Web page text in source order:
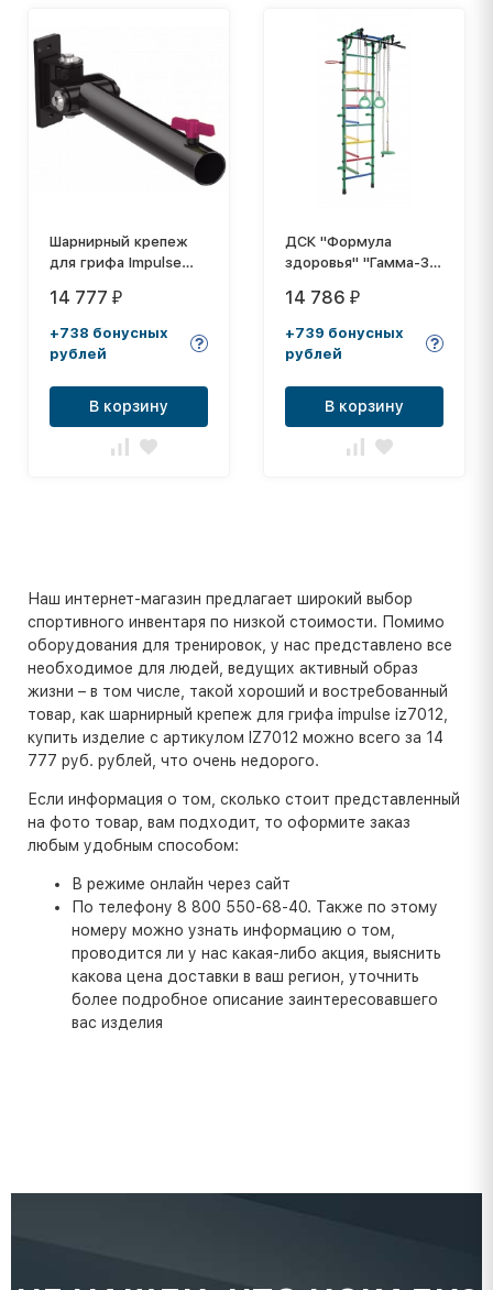
Шарнирный крепеж
для грифа Impulse
14 777 ₽
+738 бонусных
рублей
В корзину
ДСК "Формула
здоровья" "Гамма-3К
радуга
14 786 ₽
+739 бонусных
рублей
В корзину
Наш интернет-магазин предлагает широкий выбор
спортивного инвентаря по низкой стоимости. Помимо
оборудования для тренировок, у нас представлено все
необходимое для людей, ведущих активный образ
жизни – в том числе, такой хороший и востребованный
товар, как шарнирный крепеж для грифа impulse iz7012,
купить изделие с артикулом IZ7012 можно всего за 14
777 руб. рублей, что очень недорого.
Если информация о том, сколько стоит представленный
на фото товар, вам подходит, то оформите заказ
любым удобным способом:
В режиме онлайн через сайт
По телефону 8 800 550-68-40. Также по этому
номеру можно узнать информацию о том,
проводится ли у нас какая-либо акция, выяснить
какова цена доставки в ваш регион, уточнить
более подробное описание заинтересовавшего
вас изделия